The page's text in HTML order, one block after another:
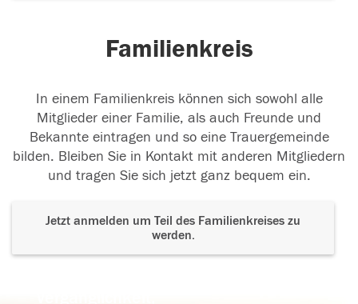
Familienkreis
In einem Familienkreis können sich sowohl alle
Mitglieder einer Familie, als auch Freunde und
Bekannte eintragen und so eine Trauergemeinde
bilden. Bleiben Sie in Kontakt mit anderen Mitgliedern
und tragen Sie sich jetzt ganz bequem ein.
Jetzt anmelden um Teil des Familienkreises zu
werden.